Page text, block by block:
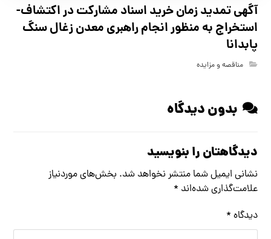
آگهي تمدید زمان خرید اسناد مشارکت در اکتشاف-
استخراج به منظور انجام راهبری معدن زغال سنگ
پابدانا
مناقصه و مزایده
بدون دیدگاه
دیدگاهتان را بنویسید
نشانی ایمیل شما منتشر نخواهد شد. بخش‌های موردنیاز
علامت‌گذاری شده‌اند *
دیدگاه *